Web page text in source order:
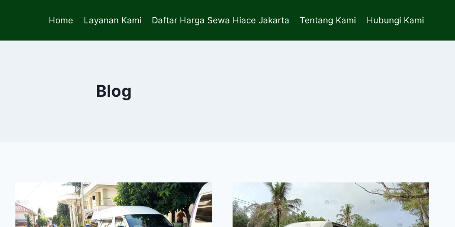
Home Layanan Kami Daftar Harga Sewa Hiace Jakarta Tentang Kami Hubungi Kami
Blog